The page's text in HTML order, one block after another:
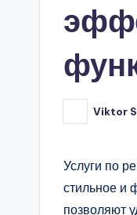
Posted
by
Viktor
Услуги по
стильное и
позволяют